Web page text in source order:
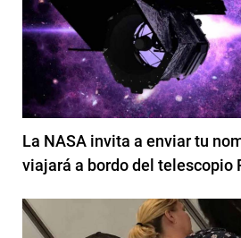
La NASA invita a enviar tu
viajará a bordo del telescopio